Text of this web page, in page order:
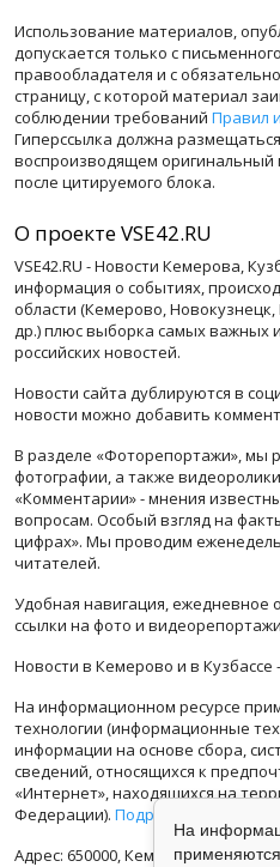
Использование материалов,
допускается только с
правообладателя и с
страницу, с которой материал
соблюдении требований Правил
Гиперссылка должна
воспроизводящем оригинальный
после цитируемого блока.
О проекте VSE42.RU
VSE42.RU - Новости Кемерова,
информация о событиях,
области (Кемерово,
др.) плюс выборка самых важных
российских новостей.
Новости сайта дублируются в
новости можно добавить
В разделе «Фоторепортажи», мы
фотографии, а также
«Комментарии» - мнения
вопросам. Особый взгляд на
цифрах». Мы проводим
читателей.
Удобная навигация, ежедневное
ссылки на фото и
Новости в Кемерово и в
На информационном ресурсе
технологии (информационные
информации на основе сбора,
сведений, относящихся к
«Интернет», находящихся на
Федерации). Подробная
Адрес: 650000, Кемеровская
На